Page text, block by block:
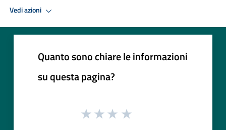
Vedi azioni
Quanto sono chiare le informazioni
su questa pagina?